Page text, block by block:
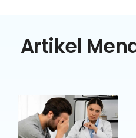
Artikel